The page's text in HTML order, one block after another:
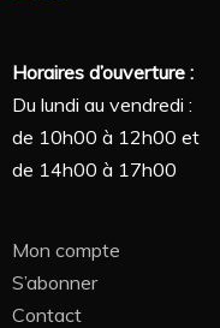
Horaires d’ouverture :
Du lundi au vendredi :
de 10h00 à 12h00 et
de 14h00 à 17h00
Mon compte
S’abonner
Contact